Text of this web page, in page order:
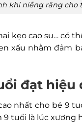
khi niềng răng cho
kẹo cao su… có
xấu nhằm đảm
đạt hiệu
nhất cho bé 9
tuổi là lúc